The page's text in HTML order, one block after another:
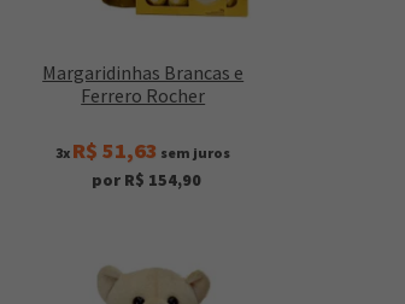
Margaridinhas Brancas e
Ferrero Rocher
3x R$ 51,63 sem juros
por R$ 154,90